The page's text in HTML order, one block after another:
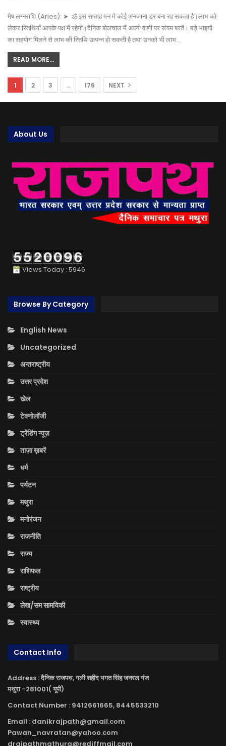
मेष लग्नराशि (Aries): ➤ ॐ इस सप्ताह मन मै कोई अनजाना डर बना रह सकता है।लाभ को
लेकर स्तिथियाँ आपके पक्ष मैं रहेगी।दैनिक बोलचाल मैं अपनी वाणी पर संयम बरतें। बड़े भाइयों
का सहयोग मिलने से लाभ की स्तिथि उत्पन्न हो सकती है तथा उनको भी लाभ…
READ MORE...
1 2 3 … 176 NEXT
About Us
Views Today : 5946
Browse By Category
English News
Uncategorized
अन्तराष्ट्रीय
उत्तर प्रदेश
खेल
टेक्नोलॉजी
ट्रेंडिंग न्यूज़
ताज़ा ख़बरें
धर्म
पर्यटन
मथुरा
मनोरंजन
राजनीति
राज्य
राशिफल
राष्ट्रीय
लेख/सम सामयिकी
स्वास्थ्य
Contact Info
Address : दैनिक राजपथ, गली शहीद भगत सिंह जनरल गंज
मथुरा -281001( यूपी)
Contact Number : 9412661665, 8445533210
Email : danikrajpath@gmail.com
Pawan_navratan@yahoo.com
drajpathmathura@rediffmail.com